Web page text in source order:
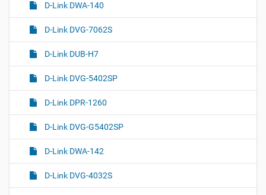
D-Link DWA-140
D-Link DVG-7062S
D-Link DUB-H7
D-Link DVG-5402SP
D-Link DPR-1260
D-Link DVG-G5402SP
D-Link DWA-142
D-Link DVG-4032S